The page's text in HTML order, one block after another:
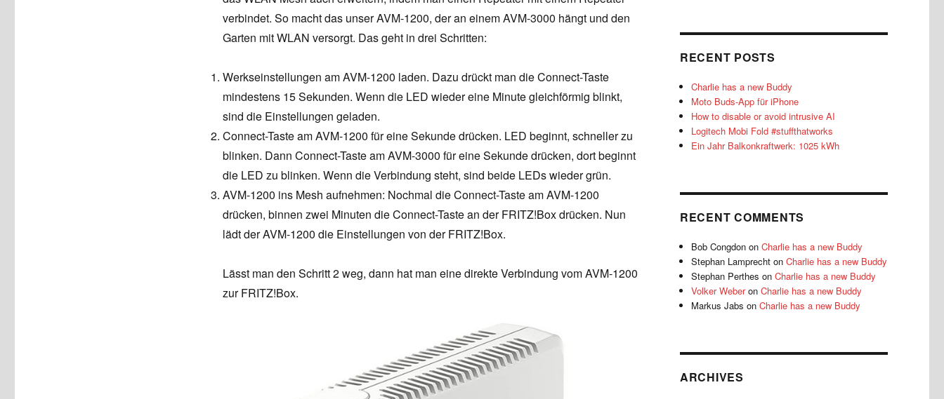
verbindet. So macht das unser AVM-1200, der an einem AVM-3000 hängt und den
Garten mit WLAN versorgt. Das geht in drei Schritten:
Werkseinstellungen am AVM-1200 laden. Dazu drückt man die Connect-Taste
mindestens 15 Sekunden. Wenn die LED wieder eine Minute gleichförmig blinkt,
sind die Einstellungen geladen.
Connect-Taste am AVM-1200 für eine Sekunde drücken. LED beginnt, schneller zu
blinken. Dann Connect-Taste am AVM-3000 für eine Sekunde drücken, dort beginnt
die LED zu blinken. Wenn die Verbindung steht, sind beide LEDs wieder grün.
AVM-1200 ins Mesh aufnehmen: Nochmal die Connect-Taste am AVM-1200
drücken, binnen zwei Minuten die Connect-Taste an der FRITZ!Box drücken. Nun
lädt der AVM-1200 die Einstellungen von der FRITZ!Box.
Lässt man den Schritt 2 weg, dann hat man eine direkte Verbindung vom AVM-1200
zur FRITZ!Box.
RECENT POSTS
Charlie has a new Buddy
Moto Buds-App für iPhone
How to disable or avoid intrusive AI
Logitech Mobi Fold #stuffthatworks
Ein Jahr Balkonkraftwerk: 1025 kWh
RECENT COMMENTS
Bob Congdon onCharlie has a new Buddy
Stephan Lamprecht onCharlie has a new Buddy
Stephan Perthes onCharlie has a new Buddy
Volker WeberonCharlie has a new Buddy
Markus Jabs onCharlie has a new Buddy
ARCHIVES